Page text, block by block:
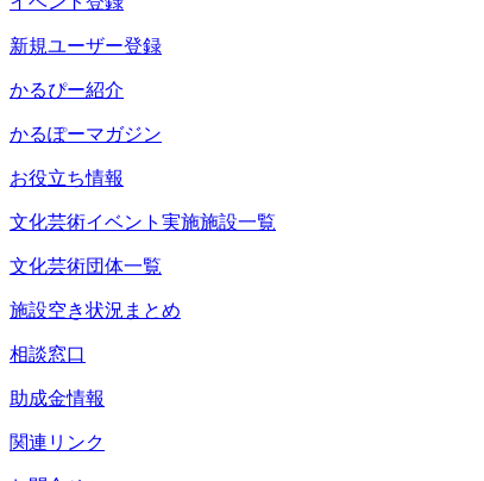
新規ユーザー登録
かるぴー紹介
かるぽーマガジン
お役立ち情報
文化芸術イベント実施施設一覧
文化芸術団体一覧
施設空き状況まとめ
相談窓口
助成金情報
関連リンク